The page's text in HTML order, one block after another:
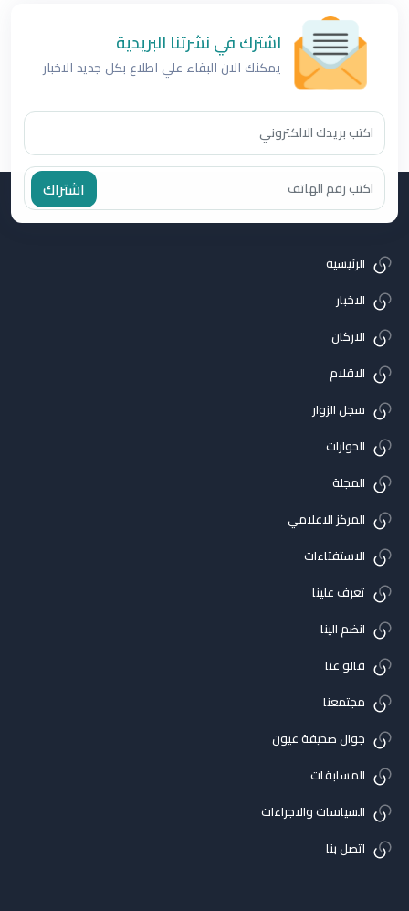
اشترك في نشرتنا البريدية
يمكنك الان البقاء علي اطلاع بكل جديد الاخبار
اشتراك
الرئيسية
الاخبار
الاركان
الاقلام
سجل الزوار
الحوارات
المجلة
المركز الاعلامي
الاستفتاءات
تعرف علينا
انضم الينا
قالو عنا
مجتمعنا
جوال صحيفة عيون
المسابقات
السياسات والاجراءات
اتصل بنا